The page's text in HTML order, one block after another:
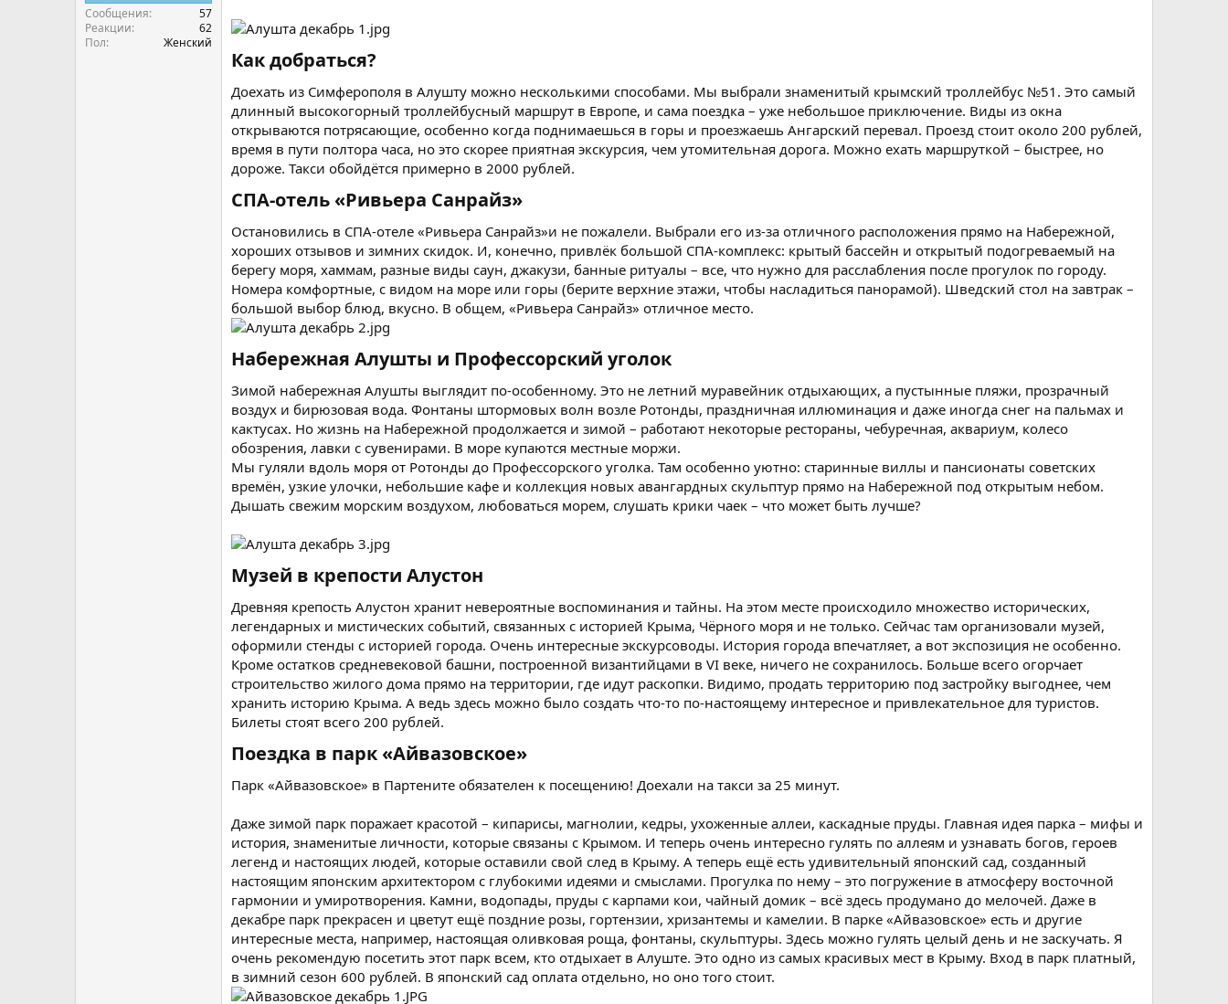
Сообщения
57
Реакции
62
Пол
Женский
Как добраться?​
Доехать из Симферополя в Алушту можно несколькими способами. Мы выбрали знаменитый крымский троллейбус №51. Это самый
длинный высокогорный троллейбусный маршрут в Европе, и сама поездка – уже небольшое приключение. Виды из окна
открываются потрясающие, особенно когда поднимаешься в горы и проезжаешь Ангарский перевал. Проезд стоит около 200 рублей,
время в пути полтора часа, но это скорее приятная экскурсия, чем утомительная дорога. Можно ехать маршруткой – быстрее, но
дороже. Такси обойдётся примерно в 2000 рублей.
СПА-отель «Ривьера Санрайз»​
Остановились в СПА-отеле «Ривьера Санрайз»и не пожалели. Выбрали его из-за отличного расположения прямо на Набережной,
хороших отзывов и зимних скидок. И, конечно, привлёк большой СПА-комплекс: крытый бассейн и открытый подогреваемый на
берегу моря, хаммам, разные виды саун, джакузи, банные ритуалы – все, что нужно для расслабления после прогулок по городу.
Номера комфортные, с видом на море или горы (берите верхние этажи, чтобы насладиться панорамой). Шведский стол на завтрак –
большой выбор блюд, вкусно. В общем, «Ривьера Санрайз» отличное место.
Набережная Алушты и Профессорский уголок​
Зимой набережная Алушты выглядит по-особенному. Это не летний муравейник отдыхающих, а пустынные пляжи, прозрачный
воздух и бирюзовая вода. Фонтаны штормовых волн возле Ротонды, праздничная иллюминация и даже иногда снег на пальмах и
кактусах. Но жизнь на Набережной продолжается и зимой – работают некоторые рестораны, чебуречная, аквариум, колесо
обозрения, лавки с сувенирами. В море купаются местные моржи.
Мы гуляли вдоль моря от Ротонды до Профессорского уголка. Там особенно уютно: старинные виллы и пансионаты советских
времён, узкие улочки, небольшие кафе и коллекция новых авангардных скульптур прямо на Набережной под открытым небом.
Дышать свежим морским воздухом, любоваться морем, слушать крики чаек – что может быть лучше?
Музей в крепости Алустон​
Древняя крепость Алустон хранит невероятные воспоминания и тайны. На этом месте происходило множество исторических,
легендарных и мистических событий, связанных с историей Крыма, Чёрного моря и не только. Сейчас там организовали музей,
оформили стенды с историей города. Очень интересные экскурсоводы. История города впечатляет, а вот экспозиция не особенно.
Кроме остатков средневековой башни, построенной византийцами в VI веке, ничего не сохранилось. Больше всего огорчает
строительство жилого дома прямо на территории, где идут раскопки. Видимо, продать территорию под застройку выгоднее, чем
хранить историю Крыма. А ведь здесь можно было создать что-то по-настоящему интересное и привлекательное для туристов.
Билеты стоят всего 200 рублей.
Поездка в парк «Айвазовское»​
Парк «Айвазовское» в Партените обязателен к посещению! Доехали на такси за 25 минут.
Даже зимой парк поражает красотой – кипарисы, магнолии, кедры, ухоженные аллеи, каскадные пруды. Главная идея парка – мифы и
история, знаменитые личности, которые связаны с Крымом. И теперь очень интересно гулять по аллеям и узнавать богов, героев
легенд и настоящих людей, которые оставили свой след в Крыму. А теперь ещё есть удивительный японский сад, созданный
настоящим японским архитектором с глубокими идеями и смыслами. Прогулка по нему – это погружение в атмосферу восточной
гармонии и умиротворения. Камни, водопады, пруды с карпами кои, чайный домик – всё здесь продумано до мелочей. Даже в
декабре парк прекрасен и цветут ещё поздние розы, гортензии, хризантемы и камелии. В парке «Айвазовское» есть и другие
интересные места, например, настоящая оливковая роща, фонтаны, скульптуры. Здесь можно гулять целый день и не заскучать. Я
очень рекомендую посетить этот парк всем, кто отдыхает в Алуште. Это одно из самых красивых мест в Крыму. Вход в парк платный,
в зимний сезон 600 рублей. В японский сад оплата отдельно, но оно того стоит.